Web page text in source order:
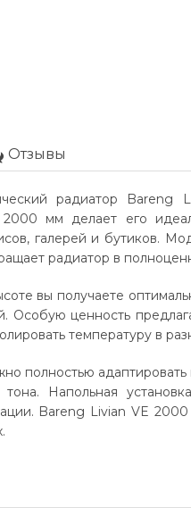
Отзывы
радиатор
2000 мм делает его
галерей и бутиков.
радиатор в
вы получаете
Особую ценность
температуру в
полностью
Напольная
Bareng Livian VE